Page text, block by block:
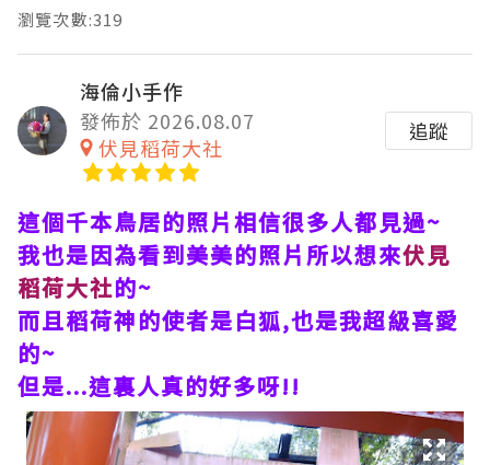
瀏覽次數:319
海倫小手作
發佈於 2026.08.07
伏見稻荷大社
追蹤
這個千本鳥居的照片相信很多人都見過~
我也是因為看到美美的照片所以想來伏見
稻荷大社的~
而且稻荷神的使者是白狐,也是我超級喜愛
的~
但是...這裏人真的好多呀!!